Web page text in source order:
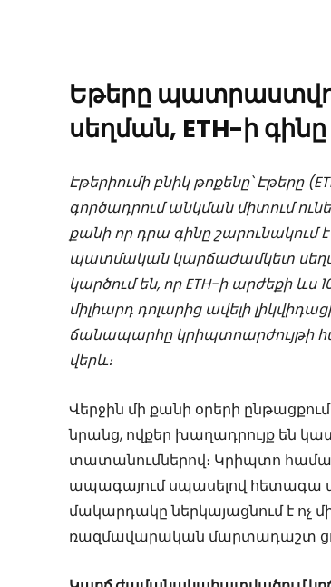
Եթերը
սեղման, ETH-ի
Էթերիումի բնիկ թոքենը՝ Էթերը
գործադրում անկման միտում
քանի որ դրա գինը շարունակում
պատմական կարճաժամկետ
կարծում են, որ ETH-ի արժեքի ևս
միլիարդ դոլարից ավելի
ճանապարհը կրիպտոարժույթի
վերև։
Վերջին մի քանի օրերի
նրանց, ովքեր խաղադրույք են
տատանումներով։ Կրիպտո
ապագայում սպասելով հետագա
մակարդակը ներկայացնում է ոչ
ռազմավարական մարտադաշտ